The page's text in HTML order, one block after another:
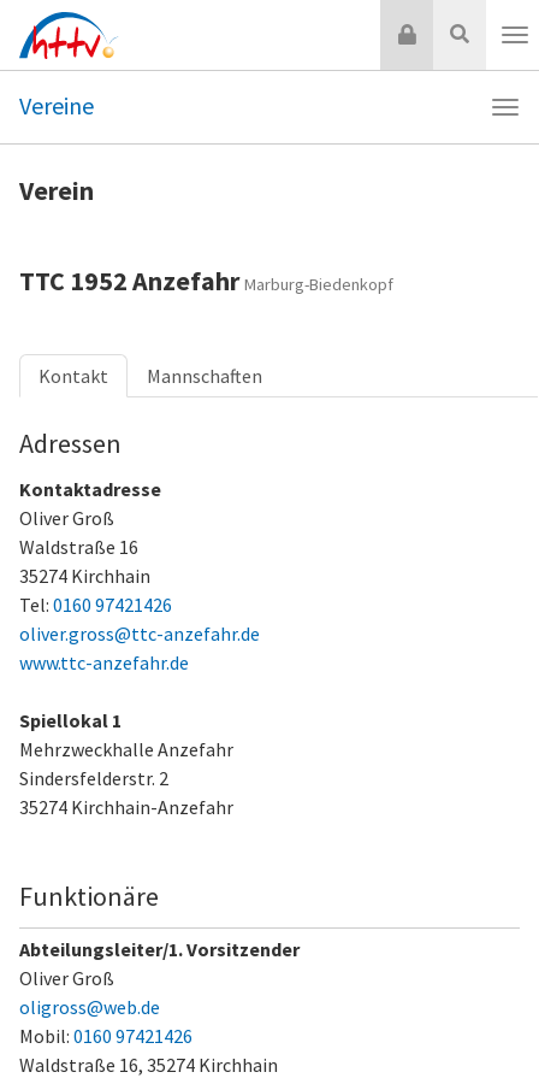
Inhalt
springen
Suche
Login
Vereine
Verein
TTC 1952 AnzefahrMarburg-Biedenkopf
Kontakt Mannschaften
Adressen
Kontaktadresse
Oliver Groß
Waldstraße 16
35274 Kirchhain
Tel: 0160 97421426
oliver.gross@ttc-anzefahr.de
www.ttc-anzefahr.de
Spiellokal 1
Mehrzweckhalle Anzefahr
Sindersfelderstr. 2
35274 Kirchhain-Anzefahr
Funktionäre
Abteilungsleiter/1. Vorsitzender
Oliver Groß
oligross@web.de
Mobil: 0160 97421426
Waldstraße 16, 35274 Kirchhain